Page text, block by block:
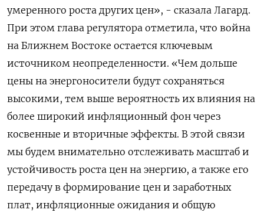
умеренного роста других цен», - сказала Лагард.
При этом глава регулятора отметила, что война
на Ближнем Востоке остается ключевым
источником неопределенности. «Чем дольше
цены на энергоносители будут сохраняться
высокими, тем выше вероятность их влияния на
более широкий ​инфляционный фон через
косвенные и вторичные эффекты. ​В этой связи
мы будем внимательно отслеживать масштаб ​и
устойчивость ⁠роста цен на энергию, а также его
передачу в формирование цен и заработных
плат, инфляционные ожидания и ‌общую